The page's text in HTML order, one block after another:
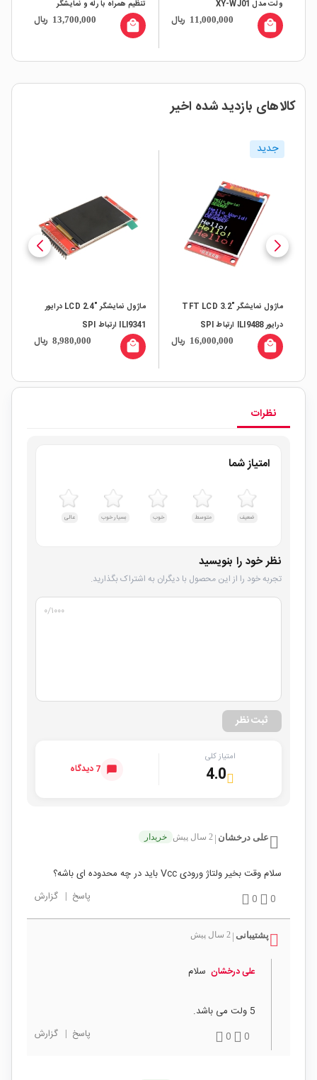
ریال
تنظیم همراه با رله و نمایشگر
13,700,000 ریال local_mall
local_mall
کالاهای بازدید شده اخیر
ماژول نمایشگر "TFT LCD 3.2
16,000,000 ریال
ماژول نمایشگر "LCD 2.4 درایور
ILI9341 ارتباط SPI
8,980,000 ریال local_mall
کاناله TXS0108E
local_mall
نظرات
امتیاز شما
ضعیف متوسط خوب بسیار خوب عالی
نظر خود را بنویسید
تجربه خود را از این محصول با دیگران به اشتراک بگذارید.
۰/۱۰۰۰
ثبت نظر
امتیاز کلی
4.0 7 دیدگاه
علی درخشان 2 سال پیش خریدار
سلام وقت بخیر ولتاژ ورودی Vcc باید در چه محدوده ای باشه؟
0
0 پاسخ | گزارش
پشتیبانی 2 سال پیش
علی درخشان سلام
5 ولت می باشد.
0
0 پاسخ | گزارش